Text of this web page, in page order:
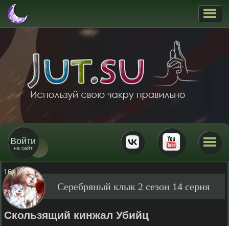
Войти
на сайт
16+
Серебряный клык 2 сезон 14 серия
Скользящий кинжал Убийц